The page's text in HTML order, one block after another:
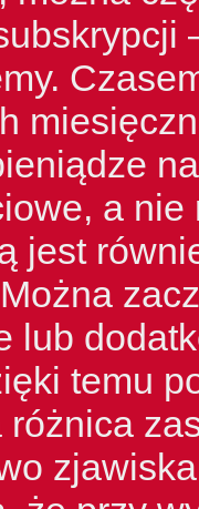
a nie
jest
lub
temu
różnica